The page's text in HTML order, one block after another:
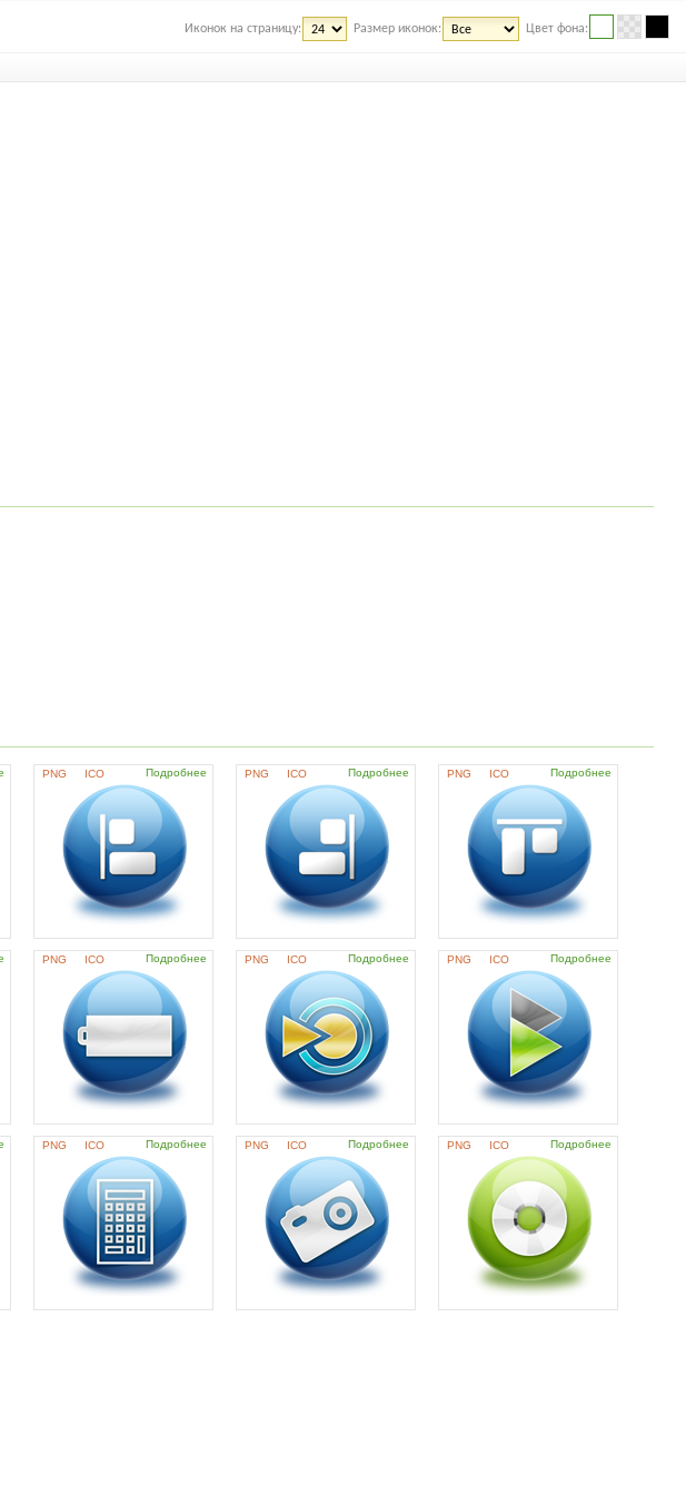
Иконок на страницу: Размер иконок: Цвет фона:
PNG ICO Подробнее PNG ICO Подробнее PNG ICO Подробнее
PNG ICO Подробнее PNG ICO Подробнее PNG ICO Подробнее
PNG ICO Подробнее PNG ICO Подробнее PNG ICO Подробнее